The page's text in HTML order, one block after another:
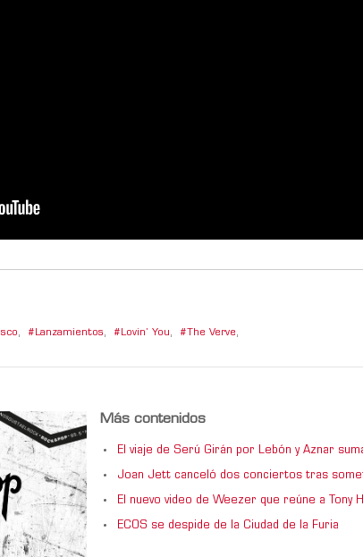
, Lanzamientos, Lovin’ You, The Verve,
Más contenidos
El viaje de Serú Girán por Lebón y Aznar
Joan Jett canceló dos conciertos tras
El nuevo video de Weezer que reúne a Tony
ECOS se despide de la Ciudad de la Furia